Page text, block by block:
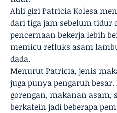
Ahli gizi Patricia Kolesa
dari tiga jam sebelum tidur
pencernaan bekerja lebih
memicu refluks asam
dada.
Menurut Patricia, jenis
juga punya pengaruh
gorengan, makanan
berkafein jadi beberapa